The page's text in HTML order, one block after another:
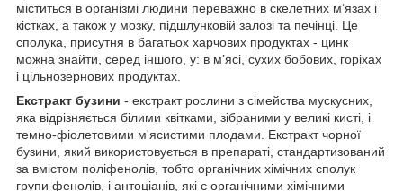
міститься в організмі людини переважно в скелетних м’язах і
кістках, а також у мозку, підшлунковій залозі та печінці. Це
сполука, присутня в багатьох харчових продуктах - цинк
можна знайти, серед іншого, у: в м’ясі, сухих бобових, горіхах
і цільнозернових продуктах.
Екстракт бузини - екстракт рослини з сімейства мускусних,
яка відрізняється білими квітками, зібраними у великі кисті, і
темно-фіолетовими м'ясистими плодами. Екстракт чорної
бузини, який використовується в препараті, стандартизований
за вмістом поліфенолів, тобто органічних хімічних сполук
групи фенолів, і антоціанів, які є органічними хімічними